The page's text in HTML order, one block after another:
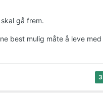
gå frem.
best mulig måte å leve med
3